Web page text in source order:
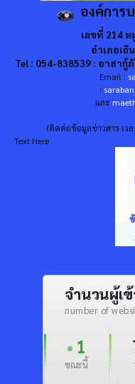
องค์การ
เลขที่ 214
อำเภอเถิ
Tel : 054-838539 : อาสากู้
Email :
:
และ
(ติดต่อข้อมูลข่าวสาร เว
Text Here
จำนวนผู้เ
number of
1
ขณะนี้